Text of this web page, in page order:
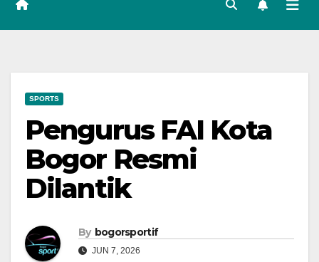
SPORTS
Pengurus FAI Kota
Bogor Resmi
Dilantik
By bogorsportif
JUN 7, 2026